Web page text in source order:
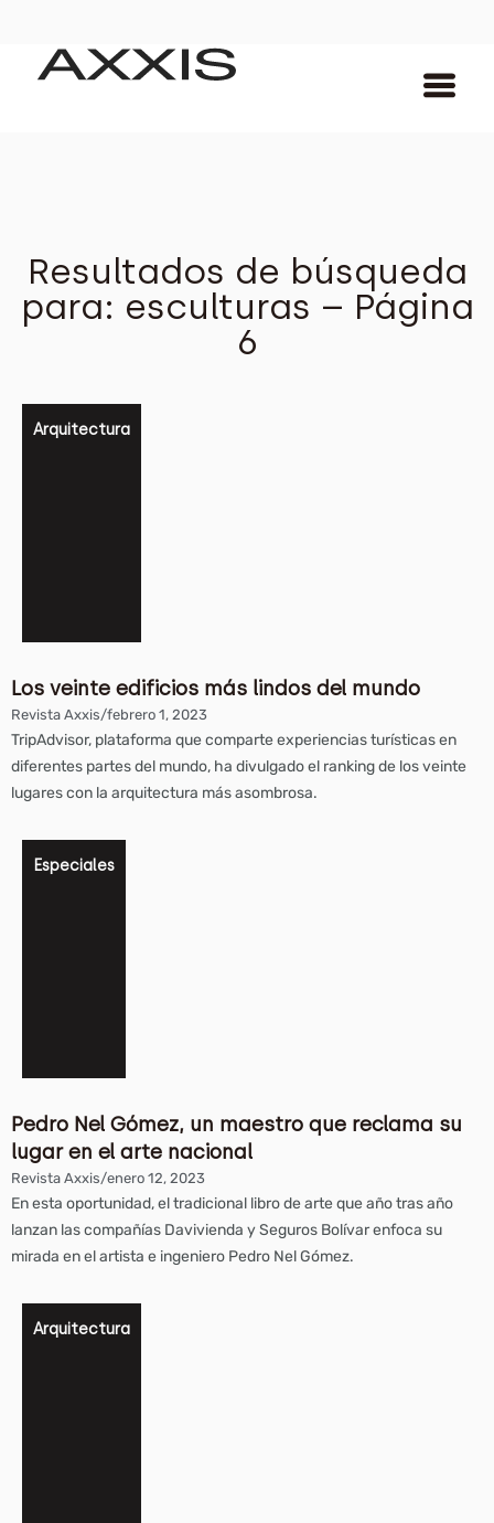
Resultados de búsqueda
para: esculturas – Página
6
Arquitectura
Los veinte edificios más lindos del mundo
Revista Axxis/febrero 1, 2023
TripAdvisor, plataforma que comparte experiencias turísticas en
diferentes partes del mundo, ha divulgado el ranking de los veinte
lugares con la arquitectura más asombrosa.
Especiales
Pedro Nel Gómez, un maestro que reclama su
lugar en el arte nacional
Revista Axxis/enero 12, 2023
En esta oportunidad, el tradicional libro de arte que año tras año
lanzan las compañías Davivienda y Seguros Bolívar enfoca su
mirada en el artista e ingeniero Pedro Nel Gómez.
Arquitectura